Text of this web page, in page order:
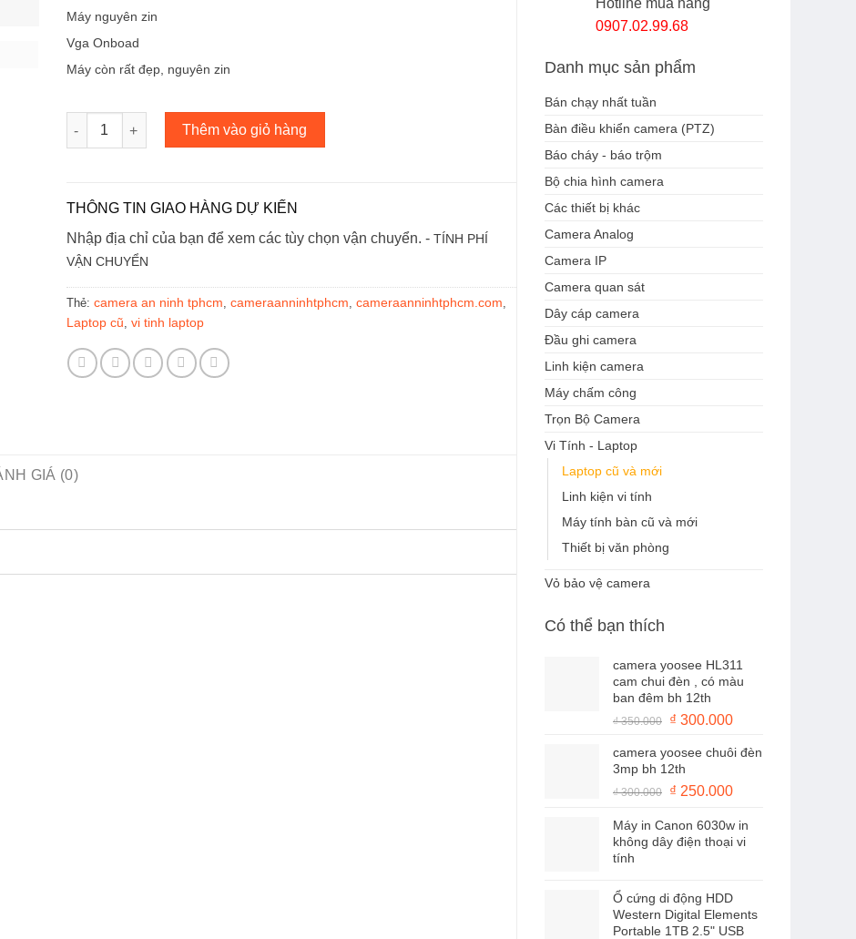
Hotline mua hàng
0907.02.99.68
Danh mục sản phẩm
Bán chạy nhất tuần
Bàn điều khiển camera (PTZ)
Báo cháy - báo trộm
Bộ chia hình camera
Các thiết bị khác
Camera Analog
Camera IP
Camera quan sát
Dây cáp camera
Đầu ghi camera
Linh kiện camera
Máy chấm công
Trọn Bộ Camera
Vi Tính - Laptop
Laptop cũ và mới
Linh kiện vi tính
Máy tính bàn cũ và mới
Thiết bị văn phòng
Vỏ bảo vệ camera
Có thể bạn thích
camera yoosee HL311
cam chui đèn , có màu
ban đêm bh 12th
₫350.000
Giá
là:
₫ 350.000.
₫ 300.000Giá
tại
₫ 300.000.
camera yoosee chuôi đèn
3mp bh 12th
₫300.000
Giá
là:
₫ 300.000.
₫ 250.000Giá
tại
là:
Máy in Canon 6030w in
không dây điện thoại vi
tính
Ổ cứng di động HDD
Western Digital Elements
Portable 1TB 2.5" USB
Máy nguyên zin
Vga Onboad
Máy còn rất đẹp, nguyên zin
Laptop HP G72 cũ số lượng
Thêm vào giỏ hàng
THÔNG TIN GIAO HÀNG DỰ KIẾN
Nhập địa chỉ của bạn để xem các tùy chọn vận chuyển. - TÍNH PHÍ
VẬN CHUYỂN
Thẻ: camera an ninh tphcm cameraanninhtphcm cameraanninhtphcm.com
Laptop cũ vi tinh laptop
GIÁ (0)